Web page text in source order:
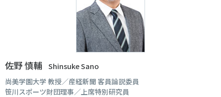
佐野 慎輔 Shinsuke Sano
尚美学園大学 教授／産経新聞 客員論説委員
笹川スポーツ財団理事／上席特別研究員